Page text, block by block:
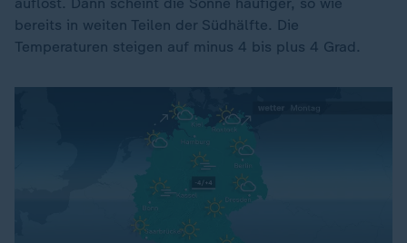
bereits in weiten Teilen der Südhälfte. Die
Temperaturen steigen auf minus 4 bis plus 4 Grad.